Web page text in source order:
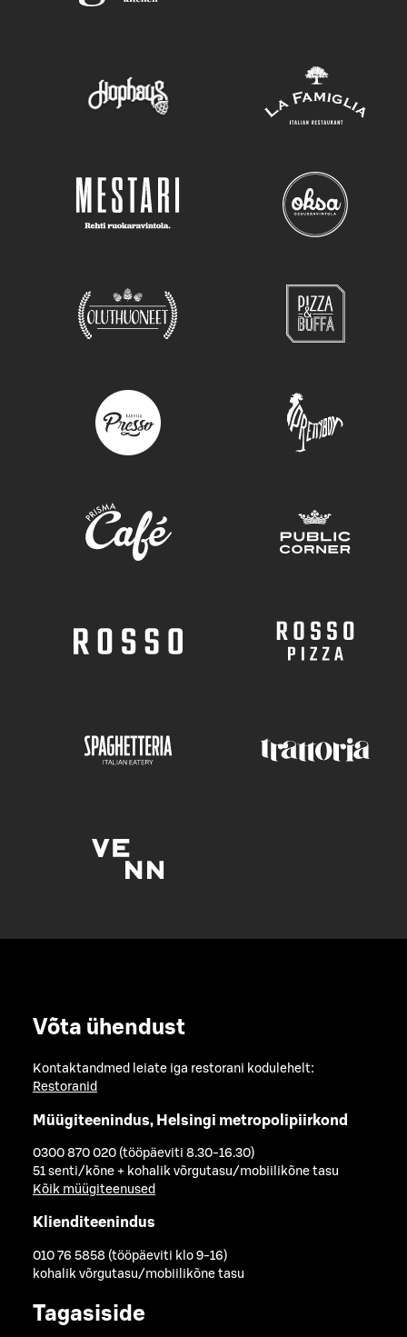
Võta ühendust
Kontaktandmed leiate iga restorani kodulehelt:
Restoranid
Müügiteenindus, Helsingi metropolipiirkond
0300 870 020 (tööpäeviti 8.30-16.30)
51 senti/kõne + kohalik võrgutasu/mobiilikõne tasu
Kõik müügiteenused
Klienditeenindus
010 76 5858 (tööpäeviti klo 9-16)
kohalik võrgutasu/mobiilikõne tasu
Tagasiside